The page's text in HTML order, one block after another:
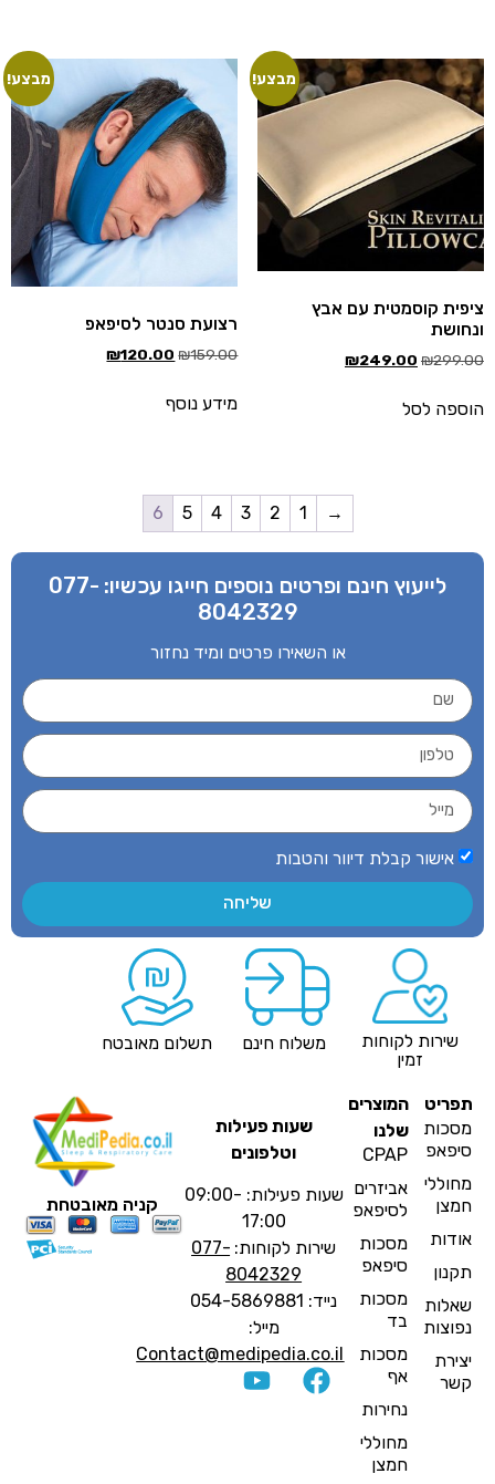
מבצע!
קוסמטית עם אבץ
₪
₪249.00
לסל
מבצע!
רצועת סנטר לסיפאפ
₪159.00
₪120.00
מידע נוסף
1
2
3
4
5
6
לייעוץ חינם ופרטים נוספים חייגו עכשיו: 077-
8042329
או השאירו פרטים ומיד נחזור
אישור קבלת דיוור והטבות
שליחה
שירות לקוחות
זמין
משלוח חינם תשלום מאובטח
מסכות
סיפאפ
מחוללי
חמצן
אודות
תקנון
שאלות
נפוצות
יצירת
קשר
המוצרים
שלנו
CPAP
אביזרים
לסיפאפ
מסכות
סיפאפ
מסכות
בד
מסכות
נחירות
מחוללי
חמצן
שעות פעילות
וטלפונים
שעות פעילות: 09:00-
17:00
שירות לקוחות:077-
8042329
נייד: 054-5869881
מייל:
Contact@medipedia.co.il
קניה מאובטחת